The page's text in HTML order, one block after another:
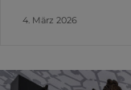
4. März 2026